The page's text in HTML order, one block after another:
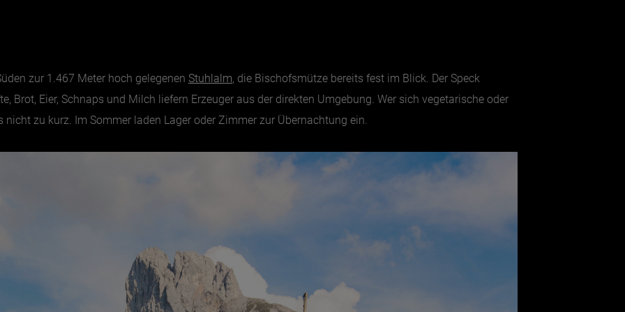
zur 1.467 Meter hoch gelegenen Stuhlalm, die Bischofsmütze bereits fest im Blick. Der Speck
Brot, Eier, Schnaps und Milch liefern Erzeuger aus der direkten Umgebung. Wer sich vegetarische oder
zu kurz. Im Sommer laden Lager oder Zimmer zur Übernachtung ein.